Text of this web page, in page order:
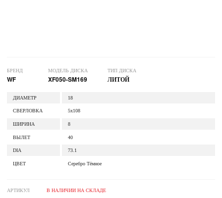
БРЕНД
WF
МОДЕЛЬ ДИСКА
XF050-SM169
ТИП ДИСКА
ЛИТОЙ
ДИАМЕТР 18
СВЕРЛОВКА 5x108
ШИРИНА 8
ВЫЛЕТ 40
DIA 73.1
ЦВЕТ Серебро Тёмное
АРТИКУЛ В НАЛИЧИИ НА СКЛАДЕ